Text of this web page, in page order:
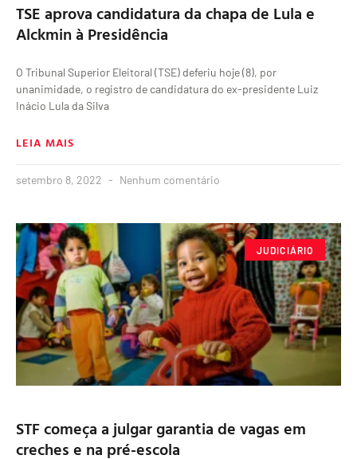
TSE aprova candidatura da chapa de Lula e
Alckmin à Presidência
O Tribunal Superior Eleitoral (TSE) deferiu hoje (8), por
unanimidade, o registro de candidatura do ex-presidente Luiz
Inácio Lula da Silva
LEIA MAIS
setembro 8, 2022 Nenhum comentário
JUDICIÁRIO
STF começa a julgar garantia de vagas em
creches e na pré-escola